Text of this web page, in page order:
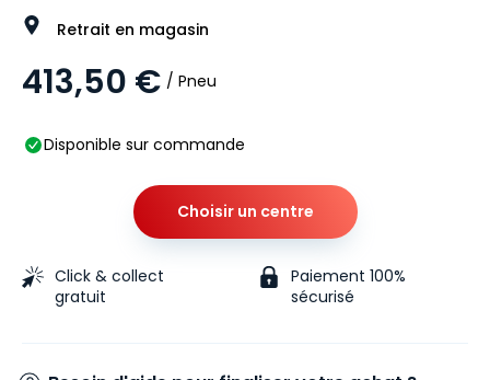
Retrait en magasin
413,50 € / Pneu
Disponible sur commande
Choisir un centre
Click & collect
gratuit
Paiement 100%
sécurisé